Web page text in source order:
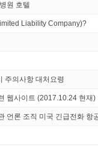
원 호텔
Liability Company)?
주의사항 대처요령
웹사이트 (2017.10.24 현재)
언론 조직 미국 긴급전화 항